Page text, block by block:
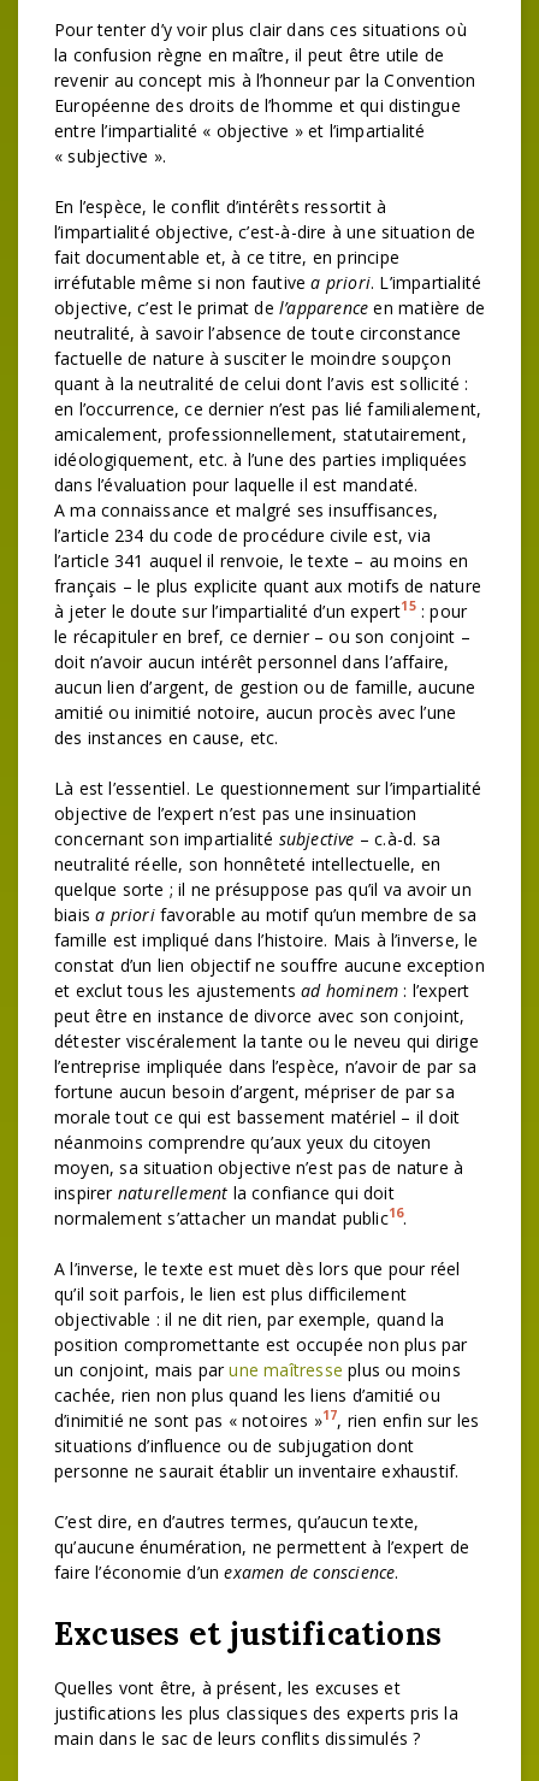
Pour tenter d’y voir plus clair dans ces situations où
la confusion règne en maître, il peut être utile de
revenir au concept mis à l’honneur par la Convention
Européenne des droits de l’homme et qui distingue
entre l’impartialité « objective » et l’impartialité
« subjective ».
En l’espèce, le conflit d’intérêts ressortit à
l’impartialité objective, c’est-à-dire à une situation de
fait documentable et, à ce titre, en principe
irréfutable même si non fautivea priori. L’impartialité
objective, c’est le primat de l’apparence en matière de
neutralité, à savoir l’absence de toute circonstance
factuelle de nature à susciter le moindre soupçon
quant à la neutralité de celui dont l’avis est sollicité :
en l’occurrence, ce dernier n’est pas lié familialement,
amicalement, professionnellement, statutairement,
idéologiquement, etc. à l’une des parties impliquées
dans l’évaluation pour laquelle il est mandaté.
A ma connaissance et malgré ses insuffisances,
l’article 234 du code de procédure civile est, via
l’article 341 auquel il renvoie, le texte – au moins en
français – le plus explicite quant aux motifs de nature
à jeter le doute sur l’impartialité d’un expert15: pour
le récapituler en bref, ce dernier – ou son conjoint –
doit n’avoir aucun intérêt personnel dans l’affaire,
aucun lien d’argent, de gestion ou de famille, aucune
amitié ou inimitié notoire, aucun procès avec l’une
des instances en cause, etc.
Là est l’essentiel. Le questionnement sur l’impartialité
objective de l’expert n’est pas une insinuation
concernant son impartialité subjective – c.à-d. sa
neutralité réelle, son honnêteté intellectuelle, en
quelque sorte ; il ne présuppose pas qu’il va avoir un
biaisa priorifavorable au motif qu’un membre de sa
famille est impliqué dans l’histoire. Mais à l’inverse, le
constat d’un lien objectif ne souffre aucune exception
et exclut tous les ajustementsad hominem : l’expert
peut être en instance de divorce avec son conjoint,
détester viscéralement la tante ou le neveu qui dirige
l’entreprise impliquée dans l’espèce, n’avoir de par sa
fortune aucun besoin d’argent, mépriser de par sa
morale tout ce qui est bassement matériel – il doit
néanmoins comprendre qu’aux yeux du citoyen
moyen, sa situation objective n’est pas de nature à
inspirer naturellement la confiance qui doit
normalement s’attacher un mandat public16.
A l’inverse, le texte est muet dès lors que pour réel
qu’il soit parfois, le lien est plus difficilement
objectivable : il ne dit rien, par exemple, quand la
position compromettante est occupée non plus par
un conjoint, mais parune maîtresse plus ou moins
cachée, rien non plus quand les liens d’amitié ou
d’inimitié ne sont pas « notoires »17, rien enfin sur les
situations d’influence ou de subjugation dont
personne ne saurait établir un inventaire exhaustif.
C’est dire, en d’autres termes, qu’aucun texte,
qu’aucune énumération, ne permettent à l’expert de
faire l’économie d’unexamen de conscience.
Excuses et justifications
Quelles vont être, à présent, les excuses et
justifications les plus classiques des experts pris la
main dans le sac de leurs conflits dissimulés ?